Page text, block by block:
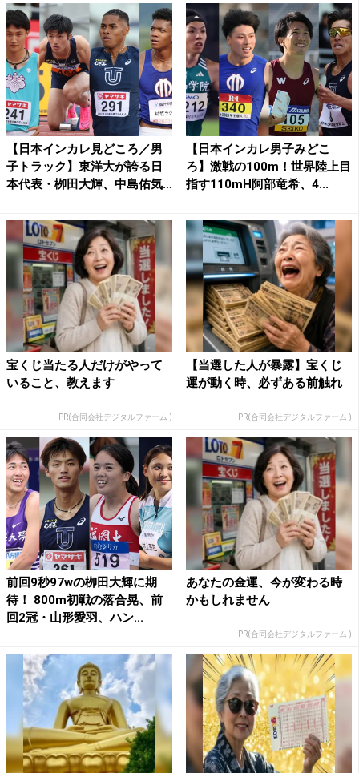
【日本インカレ見どころ／男
子トラック】東洋大が誇る日
本代表・栁田大輝、中島佑気
【日本インカレ男子みどこ
ろ】激戦の100m！世界陸上目
指す110mH阿部竜希、4...
宝くじ当たる人だけがやって
いること、教えます
PR(合同会社デジタルファーム )
【当選した人が暴露】宝くじ
運が動く時、必ずある前触れ
PR(合同会社デジタルファーム )
前回9秒97wの栁田大輝に期
待！ 800m初戦の落合晃、前
回2冠・山形愛羽、ハン...
あなたの金運、今が変わる時
かもしれません
PR(合同会社デジタルファーム )